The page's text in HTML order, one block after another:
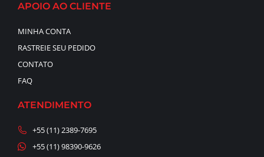
APOIO AO CLIENTE
MINHA CONTA
RASTREIE SEU PEDIDO
CONTATO
FAQ
ATENDIMENTO
+55 (11) 2389-7695
+55 (11) 98390-9626